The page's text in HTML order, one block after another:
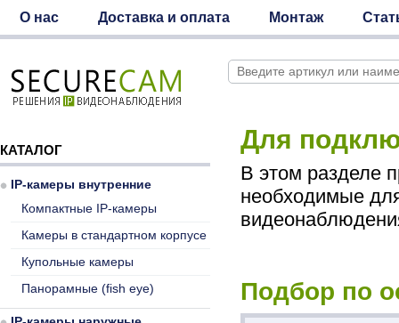
О нас Доставка и оплата Монтаж
Для
В этом разделе
необходимые
Подбор по
КАТАЛОГ
IP-камеры внутренние
Компактные IP-камеры
Камеры в стандартном корпусе
Купольные камеры
Панорамные (fish eye)